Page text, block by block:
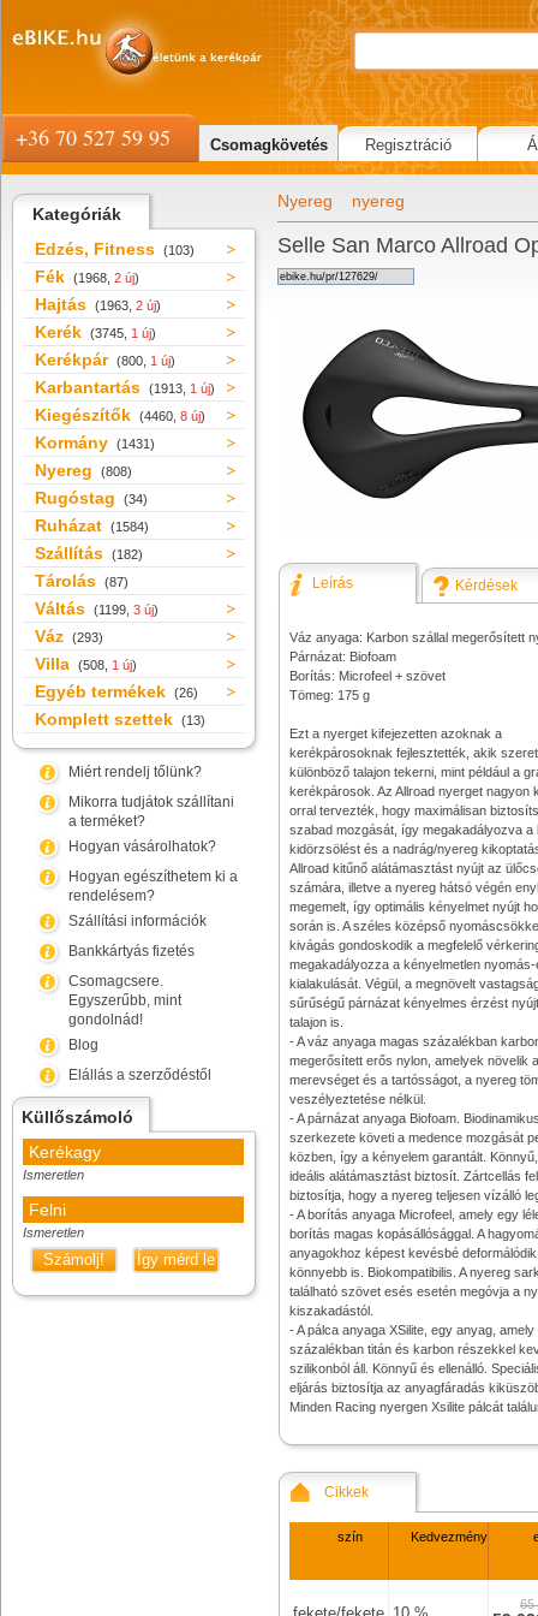
Kategóriák
Edzés, Fitness (103)
Fék (1968, 2 új)
Hajtás (1963, 2 új)
Kerék (3745, 1 új)
Kerékpár (800, 1 új)
Karbantartás (1913, 1 új)
Kiegészítők (4460, 8 új)
Kormány (1431)
Nyereg (808)
Rugóstag (34)
Ruházat (1584)
Szállítás (182)
Tárolás (87)
Váltás (1199, 3 új)
Váz (293)
Villa (508, 1 új)
Egyéb termékek (26)
Komplett szettek (13)
Miért rendelj tőlünk?
Mikorra tudjátok szállítani
a terméket?
Hogyan vásárolhatok?
Hogyan egészíthetem ki a
rendelésem?
Szállítási információk
Bankkártyás fizetés
Csomagcsere.
Egyszerűbb, mint
gondolnád!
Blog
Elállás a szerződéstől
Küllőszámoló
Kerékagy
Ismeretlen
Felni
Ismeretlen
Számolj! Így mérd le
Nyereg nyereg
Selle San Marco Allroad
Leírás Kérdések
Váz anyaga: Karbon szállal megerősített
Párnázat: Biofoam
Borítás: Microfeel + szövet
Tömeg: 175 g
Ezt a nyerget kifejezetten azoknak a
kerékpárosoknak fejlesztették, akik
különböző talajon tekerni, mint például a
kerékpárosok. Az Allroad nyerget nagyon
orral tervezték, hogy maximálisan
szabad mozgását, így megakadályozva a
kidörzsölést és a nadrág/nyereg
Allroad kitűnő alátámasztást nyújt az
számára, illetve a nyereg hátsó végén
megemelt, így optimális kényelmet nyújt
során is. A széles középső
kivágás gondoskodik a megfelelő
megakadályozza a kényelmetlen
kialakulását. Végül, a megnövelt
sűrűségű párnázat kényelmes érzést
talajon is.
- A váz anyaga magas százalékban
megerősített erős nylon, amelyek növelik a
merevséget és a tartósságot, a nyereg
veszélyeztetése nélkül.
- A párnázat anyaga Biofoam.
szerkezete követi a medence mozgását
közben, így a kényelem garantált.
ideális alátámasztást biztosít. Zártcellás
biztosítja, hogy a nyereg teljesen vízálló
- A borítás anyaga Microfeel, amely egy
borítás magas kopásállósággal. A
anyagokhoz képest kevésbé
könnyebb is. Biokompatibilis. A nyereg
található szövet esés esetén megóvja a
kiszakadástól.
- A pálca anyaga XSilite, egy anyag, amely
százalékban titán és karbon részekkel
szilikonból áll. Könnyű és ellenálló.
eljárás biztosítja az anyagfáradás
Minden Racing nyergen Xsilite pálcát
Cikkek
szín Kedvezmény
65
+36 70 527 59 95 Csomagkövetés Regisztráció